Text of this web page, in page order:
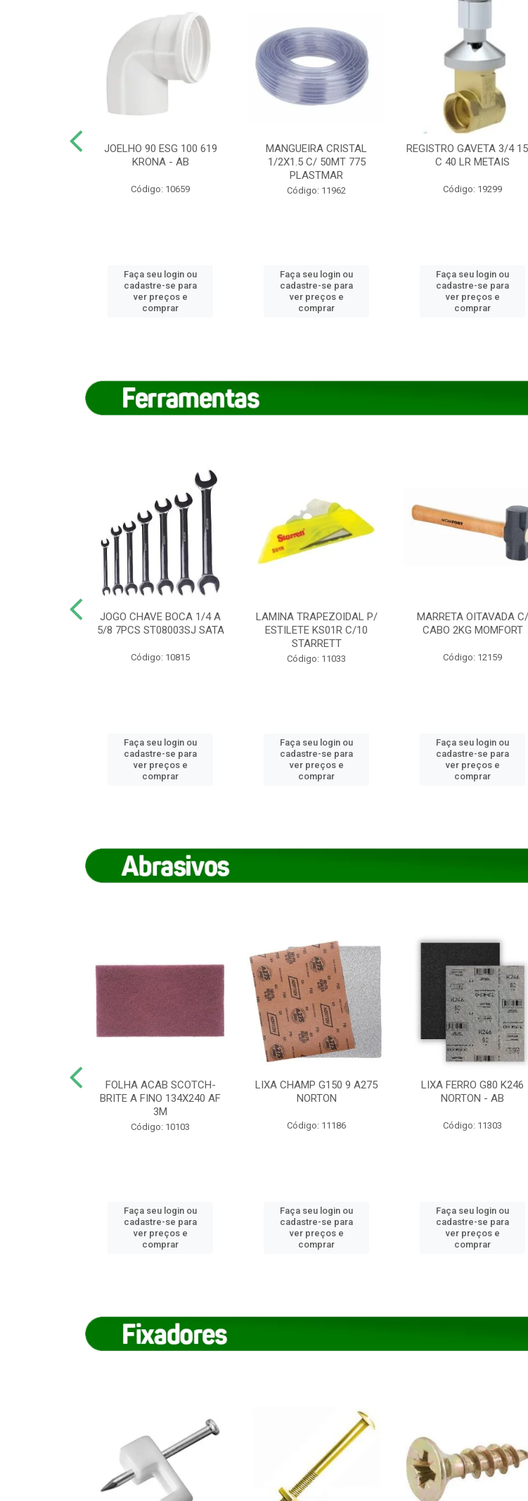
JOELHO 90 ESG 100 619
KRONA - AB
Código: 10659
Faça seu login ou
cadastre-se para
ver preços e
comprar
MANGUEIRA CRISTAL
1/2X1.5 C/ 50MT 775
PLASTMAR
Código: 11962
Faça seu login ou
cadastre-se para
ver preços e
comprar
REGISTRO GAVETA 3/4
C 40 LR METAIS
Código: 19299
Faça seu login ou
cadastre-se para
ver preços e
comprar
JOGO CHAVE BOCA 1/4 A
5/8 7PCS ST08003SJ SATA
Código: 10815
Faça seu login ou
cadastre-se para
ver preços e
comprar
LAMINA TRAPEZOIDAL P/
ESTILETE KS01R C/10
STARRETT
Código: 11033
Faça seu login ou
cadastre-se para
ver preços e
comprar
MARRETA OITAVADA C/
CABO 2KG MOMFORT
Código: 12159
Faça seu login ou
cadastre-se para
ver preços e
comprar
FOLHA ACAB SCOTCH-
BRITE A FINO 134X240 AF
3M
Código: 10103
Faça seu login ou
cadastre-se para
ver preços e
comprar
LIXA CHAMP G150 9 A275
NORTON
Código: 11186
Faça seu login ou
cadastre-se para
ver preços e
comprar
LIXA FERRO G80 K246
NORTON - AB
Código: 11303
Faça seu login ou
cadastre-se para
ver preços e
comprar